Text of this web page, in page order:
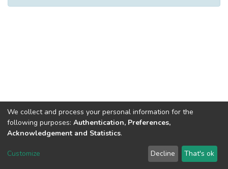
Dspace & Volodymyr Dahl East Ukrainian National University
LYRASIS
Send Feedback
We collect and process your personal information for the
following purposes: Authentication, Preferences,
Acknowledgement and Statistics.
Customize Decline That's ok